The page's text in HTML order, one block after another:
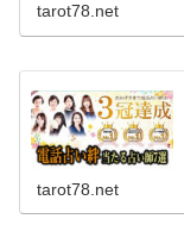
tarot78.net
tarot78.net